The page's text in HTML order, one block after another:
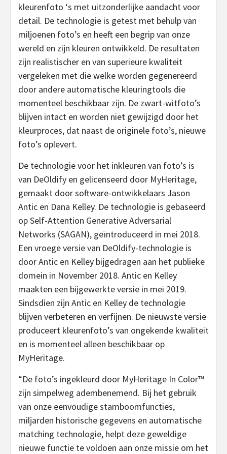
kleurenfoto ‘s met uitzonderlijke aandacht voor
detail. De technologie is getest met behulp van
miljoenen foto’s en heeft een begrip van onze
wereld en zijn kleuren ontwikkeld. De resultaten
zijn realistischer en van superieure kwaliteit
vergeleken met die welke worden gegenereerd
door andere automatische kleuringtools die
momenteel beschikbaar zijn. De zwart-witfoto’s
blijven intact en worden niet gewijzigd door het
kleurproces, dat naast de originele foto’s, nieuwe
foto’s oplevert.
De technologie voor het inkleuren van foto’s is
van DeOldify en gelicenseerd door MyHeritage,
gemaakt door software-ontwikkelaars Jason
Antic en Dana Kelley. De technologie is gebaseerd
op Self-Attention Generative Adversarial
Networks (SAGAN), geïntroduceerd in mei 2018.
Een vroege versie van DeOldify-technologie is
door Antic en Kelley bijgedragen aan het publieke
domein in November 2018. Antic en Kelley
maakten een bijgewerkte versie in mei 2019.
Sindsdien zijn Antic en Kelley de technologie
blijven verbeteren en verfijnen. De nieuwste versie
produceert kleurenfoto’s van ongekende kwaliteit
en is momenteel alleen beschikbaar op
MyHeritage.
“De foto’s ingekleurd door MyHeritage In Color™
zijn simpelweg adembenemend. Bij het gebruik
van onze eenvoudige stamboomfuncties,
miljarden historische gegevens en automatische
matching technologie, helpt deze geweldige
nieuwe functie te voldoen aan onze missie om het